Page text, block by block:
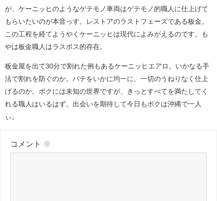
が、ケーニッヒのようなゲテモノ車両はゲテモノ的職人に仕上げて
もらいたいのが本音っす。レストアのラストフェーズである板金。
この工程を経てようやくケーニッヒは現代によみがえるのです。も
やは板金職人はラスボス的存在。
板金屋を出て30分で割れた例もあるケーニッヒエアロ。いかなる手
法で割れを防ぐのか。パテをいかに均一に、一切のうねりなく仕上
げるのか。ボクには未知の世界ですが、きっとすべてを満たしてく
れる職人はいるはず。出会いを期待して今日もボクは沖縄で一人
ぃ。
コメント ※